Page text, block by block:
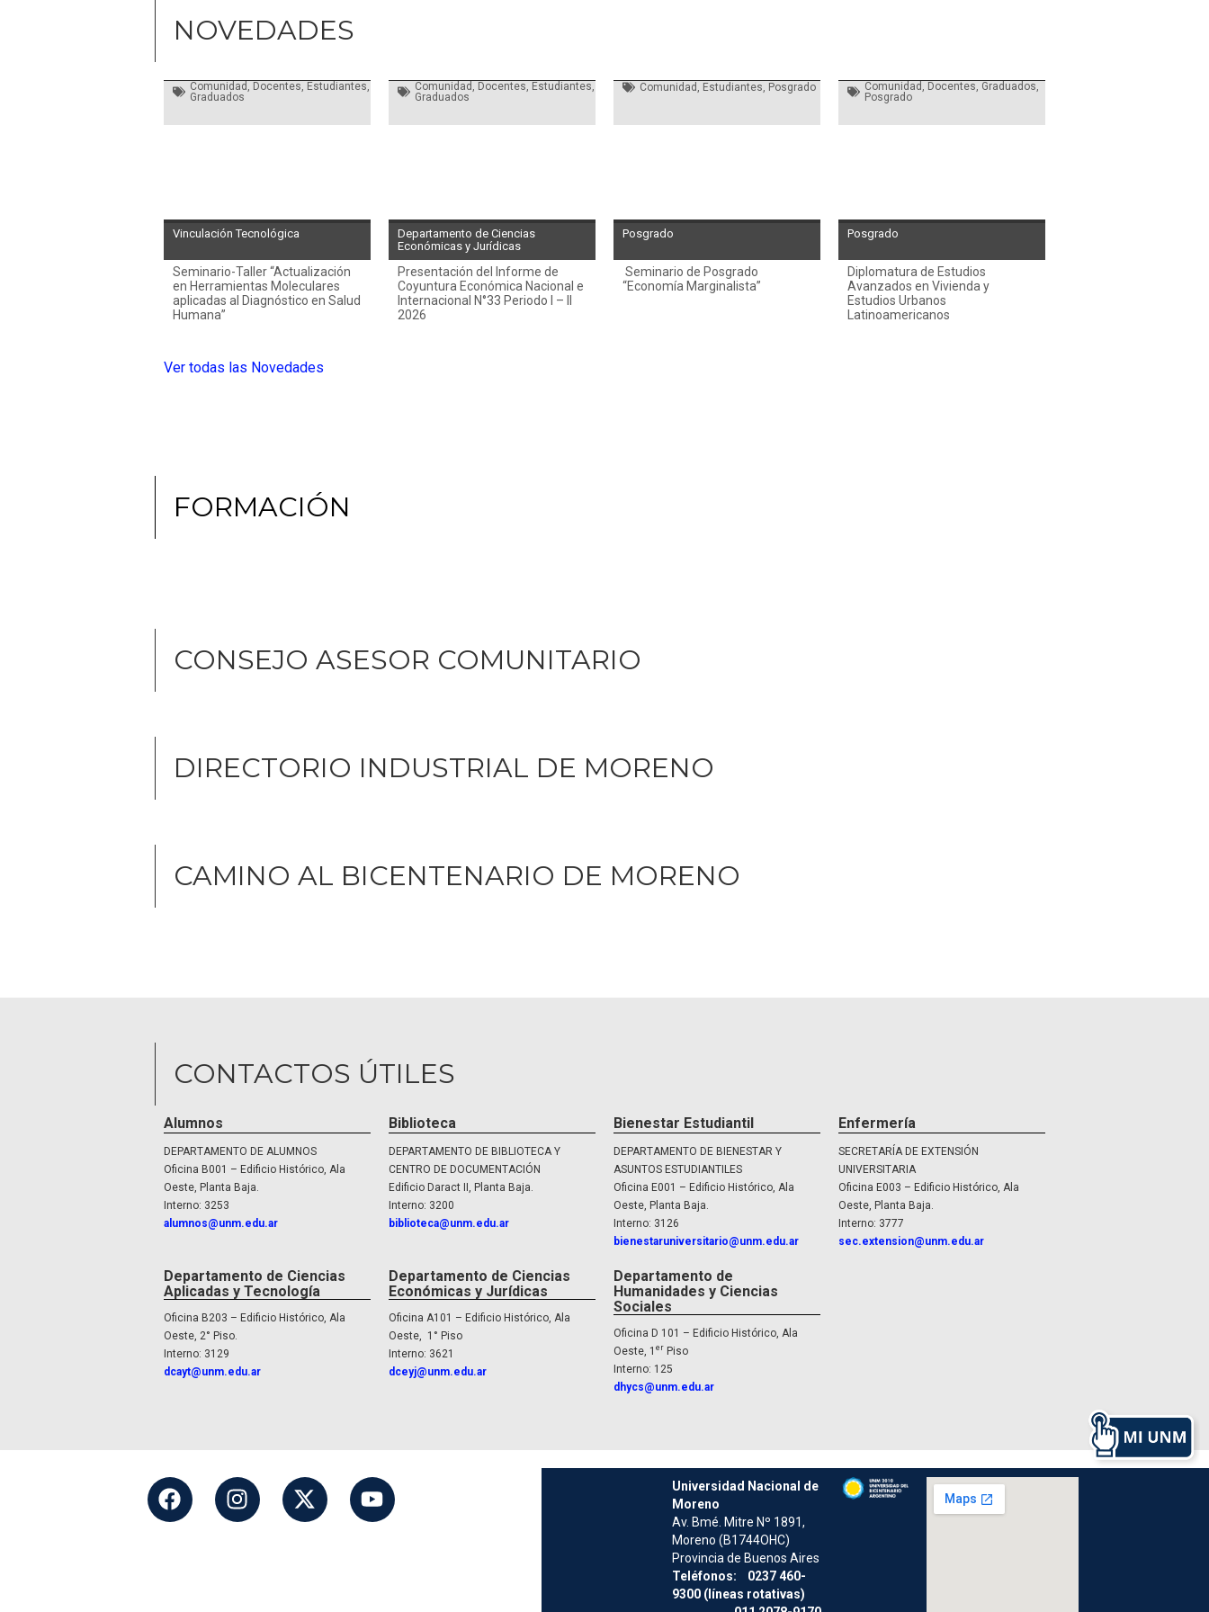
NOVEDADES
Comunidad Docentes Estudiantes
Graduados
Vinculación Tecnológica
Seminario-Taller “Actualización
en Herramientas Moleculares
aplicadas al Diagnóstico en Salud
Humana”
Comunidad Docentes Estudiantes
Graduados
Departamento de Ciencias
Económicas y Jurídicas
Presentación del Informe de
Coyuntura Económica Nacional e
Internacional N°33 Periodo I – II
2026
Comunidad Estudiantes Posgrado
Posgrado
Seminario de Posgrado
“Economía Marginalista”
Comunidad Docentes Graduados
Posgrado
Posgrado
Diplomatura de Estudios
Avanzados en Vivienda y
Estudios Urbanos
Latinoamericanos
Ver todas las Novedades
FORMACIÓN
CONSEJO ASESOR COMUNITARIO
DIRECTORIO INDUSTRIAL DE MORENO
CAMINO AL BICENTENARIO DE MORENO
CONTACTOS ÚTILES
Alumnos
DEPARTAMENTO DE ALUMNOS
Oficina B001 – Edificio Histórico, Ala
Oeste, Planta Baja.
Interno: 3253
alumnos@unm.edu.ar
Biblioteca
DEPARTAMENTO DE BIBLIOTECA Y
CENTRO DE DOCUMENTACIÓN
Edificio Daract II, Planta Baja.
Interno: 3200
biblioteca@unm.edu.ar
Bienestar Estudiantil
DEPARTAMENTO DE BIENESTAR Y
ASUNTOS ESTUDIANTILES
Oficina E001 – Edificio Histórico, Ala
Oeste, Planta Baja.
Interno: 3126
bienestaruniversitario@unm.edu.ar
Enfermería
SECRETARÍA DE EXTENSIÓN
UNIVERSITARIA
Oficina E003 – Edificio Histórico, Ala
Oeste, Planta Baja.
Interno: 3777
sec.extension@unm.edu.ar
Departamento de Ciencias
Aplicadas y Tecnología
Oficina B203 – Edificio Histórico, Ala
Oeste, 2° Piso.
Interno: 3129
dcayt@unm.edu.ar
Departamento de Ciencias
Económicas y Jurídicas
Oficina A101 – Edificio Histórico, Ala
Oeste, 1° Piso
Interno: 3621
dceyj@unm.edu.ar
Departamento de
Humanidades y Ciencias
Sociales
Oficina D 101 – Edificio Histórico, Ala
Oeste, 1 er Piso
Interno: 125
dhycs@unm.edu.ar
Universidad Nacional de
Moreno
Av. Bmé. Mitre Nº 1891,
Moreno (B1744OHC)
Provincia de Buenos Aires
Teléfonos: 0237 460-
9300 (líneas rotativas)